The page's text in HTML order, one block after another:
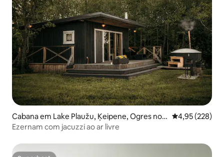
Cabana em Lake Plaužu, Ķeipene, Ogres nov
ads
Classificação
4,95 (228)
Ezernam com jacuzzi ao ar livre